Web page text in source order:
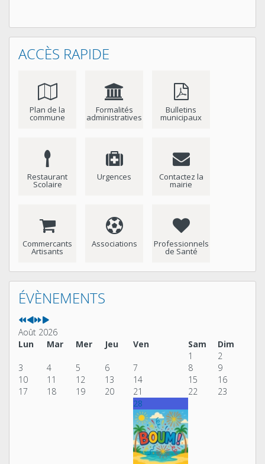
ACCÈS RAPIDE
Plan de la
commune
Formalités
administratives
Bulletins
municipaux
Restaurant
Scolaire
Urgences Contactez la
mairie
Commercants
Artisants
Associations Professionnels
de Santé
ÉVÈNEMENTS
Année
précédente
Mois
précédent
Année
suivante
Mois
suivant
Août 2026
Lun
Mar Mer Jeu Ven Sam
Dim
1
2
3
4 5 6 7 8
9
10
11 12 13 14 15
16
17
18 19 20 21 22 23
28